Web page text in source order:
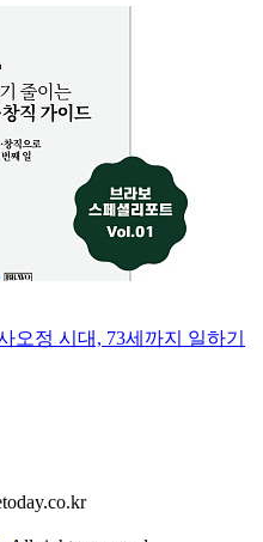
오정 시대, 73세까지 일하기